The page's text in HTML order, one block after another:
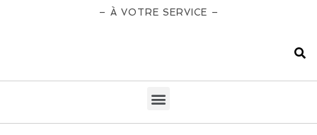
– À VOTRE SERVICE –